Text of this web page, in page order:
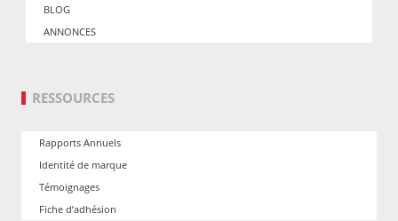
BLOG
ANNONCES
RESSOURCES
Rapports Annuels
Identité de marque
Témoignages
Fiche d’adhésion